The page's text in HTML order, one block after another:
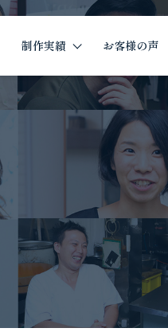
制作実績
制作実績
イツザイ制作実績
お客様の声